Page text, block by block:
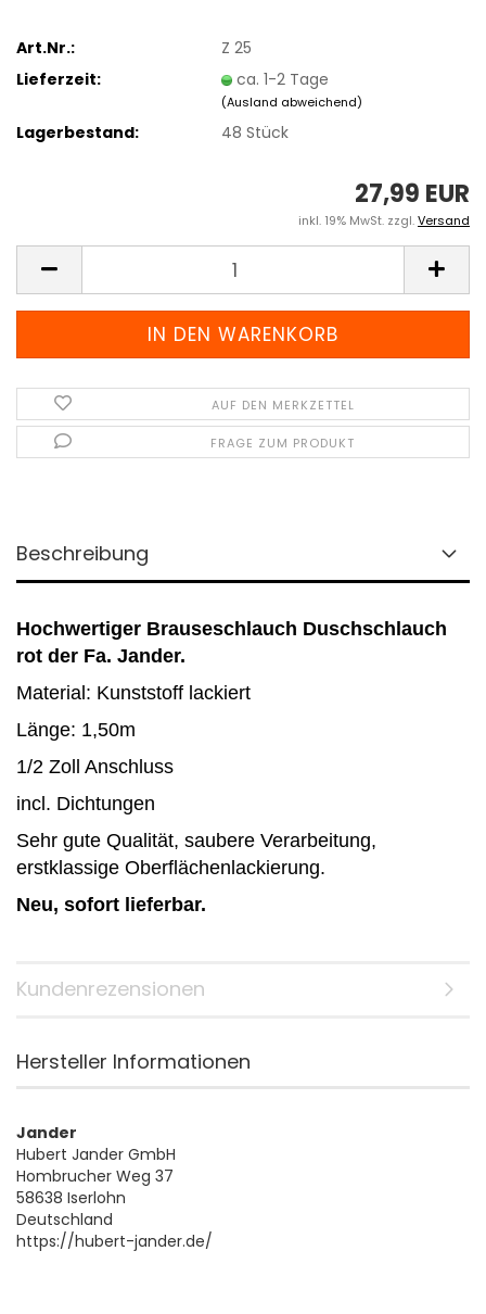
Art.Nr.:
Z 25
Lieferzeit:
ca. 1-2 Tage
(Ausland abweichend)
Lagerbestand: 48Stück
27,99 EUR
inkl. 19% MwSt. zzgl.Versand
AUF DEN MERKZETTEL
FRAGE ZUM PRODUKT
Beschreibung
Hochwertiger Brauseschlauch Duschschlauch
rot der Fa. Jander.
Material: Kunststoff lackiert
Länge: 1,50m
1/2 Zoll Anschluss
incl. Dichtungen
Sehr gute Qualität, saubere Verarbeitung,
erstklassige Oberflächenlackierung.
Neu, sofort lieferbar.
Kundenrezensionen
Hersteller Informationen
Jander
Hubert Jander GmbH
Hombrucher Weg 37
58638 Iserlohn
Deutschland
https://hubert-jander.de/